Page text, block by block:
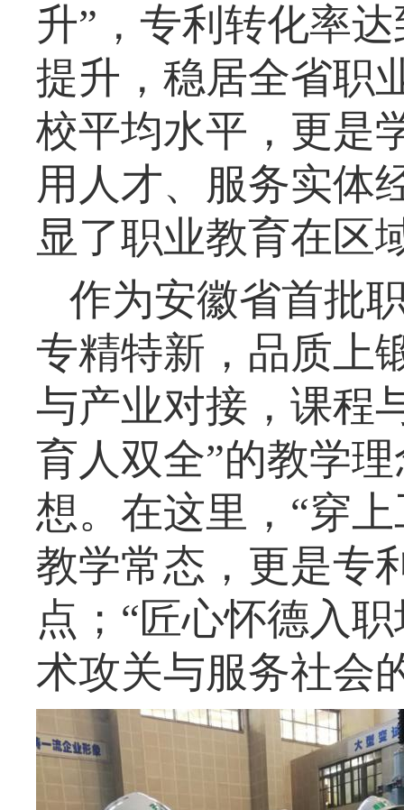
升”，专利转化率
提升，稳居全省职
校平均水平，更是
用人才、服务实体
显了职业教育在区
作为安徽省首批
专精特新，品质上
与产业对接，课程
育人双全”的教学
想。在这里，“穿
教学常态，更是专
点；“匠心怀德入
术攻关与服务社会